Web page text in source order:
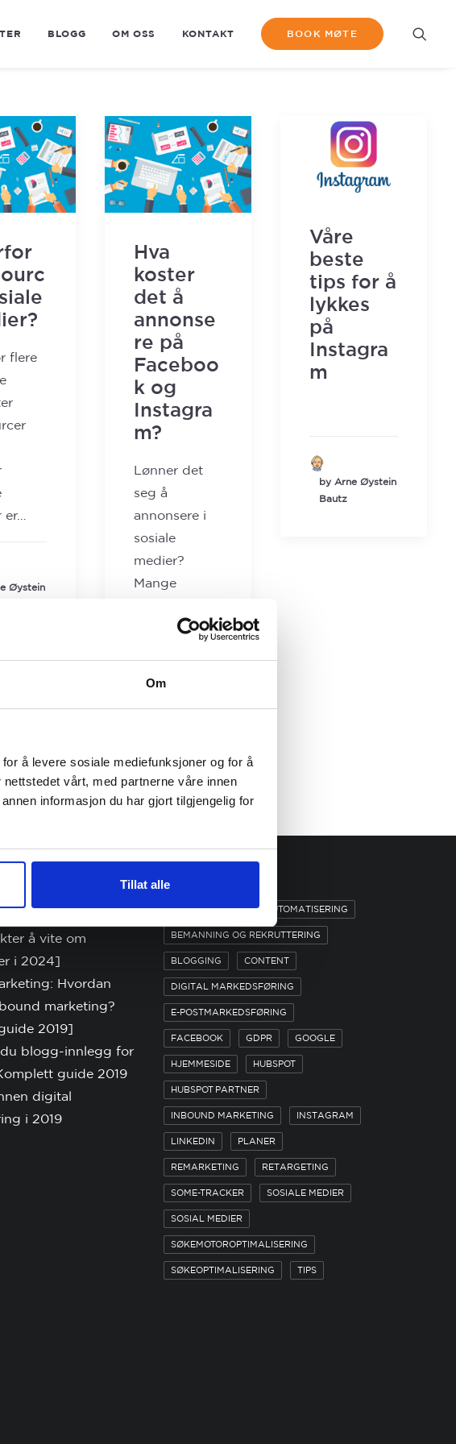
Om
å levere sosiale mediefunksjoner og for å
vårt, med partnerne våre innen
informasjon du har gjort tilgjengelig for
Tillat alle
BLOGG OM OSS KONTAKT BOOK MØTE
flere
er…
Øystein
Hva
koster
det å
annonse
re på
Faceboo
k og
Instagra
m?
Lønner det
seg å
annonsere i
sosiale
medier?
Mange
Våre
beste
tips for å
lykkes
på
Instagra
m
by Arne Øystein
Bautz
å vite om
i 2024]
Hvordan
marketing?
2019]
du blogg-innlegg for
guide 2019
digital
i 2019
ANNONSERING AUTOMATISERING
BEMANNING OG REKRUTTERING
BLOGGING CONTENT
DIGITAL MARKEDSFØRING
E-POSTMARKEDSFØRING
FACEBOOK GDPR GOOGLE
HJEMMESIDE HUBSPOT
HUBSPOT PARTNER
INBOUND MARKETING INSTAGRAM
LINKEDIN PLANER
REMARKETING RETARGETING
SOME-TRACKER SOSIALE MEDIER
SOSIAL MEDIER
SØKEMOTOROPTIMALISERING
SØKEOPTIMALISERING TIPS